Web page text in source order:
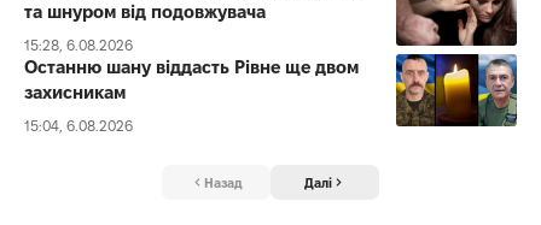
та шнуром від подовжувача
15:28, 6.08.2026
Останню шану віддасть Рівне ще двом
захисникам
15:04, 6.08.2026
Назад Далі